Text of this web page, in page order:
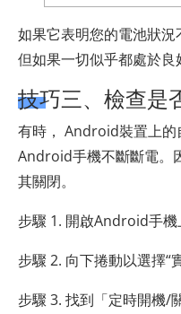
如果它表明您的電池狀況
但如果一切似乎都處於良
技巧三、檢查是
有時， Android裝置上
Android手機不斷斷電。
其關閉。
步驟 1. 開啟Android手機
步驟 2. 向下捲動以選擇“
步驟 3. 找到「定時開機/